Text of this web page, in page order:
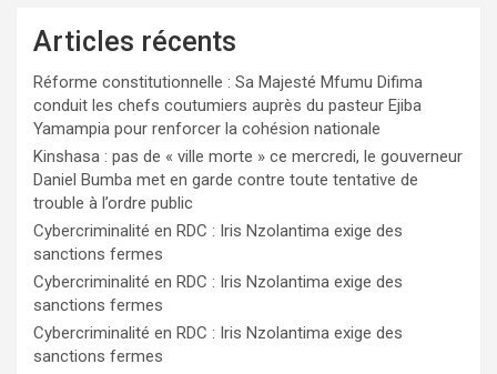
Articles récents
Réforme constitutionnelle : Sa Majesté Mfumu Difima
conduit les chefs coutumiers auprès du pasteur Ejiba
Yamampia pour renforcer la cohésion nationale
Kinshasa : pas de « ville morte » ce mercredi, le gouverneur
Daniel Bumba met en garde contre toute tentative de
trouble à l’ordre public
Cybercriminalité en RDC : Iris Nzolantima exige des
sanctions fermes
Cybercriminalité en RDC : Iris Nzolantima exige des
sanctions fermes
Cybercriminalité en RDC : Iris Nzolantima exige des
sanctions fermes